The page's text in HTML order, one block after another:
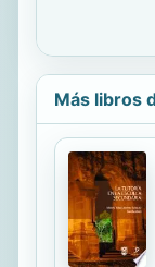
Más libros